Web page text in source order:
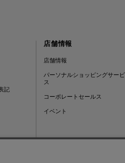
記
店舗情報
店舗情報
パーソナルショッピングサービ
ス
コーポレートセールス
イベント